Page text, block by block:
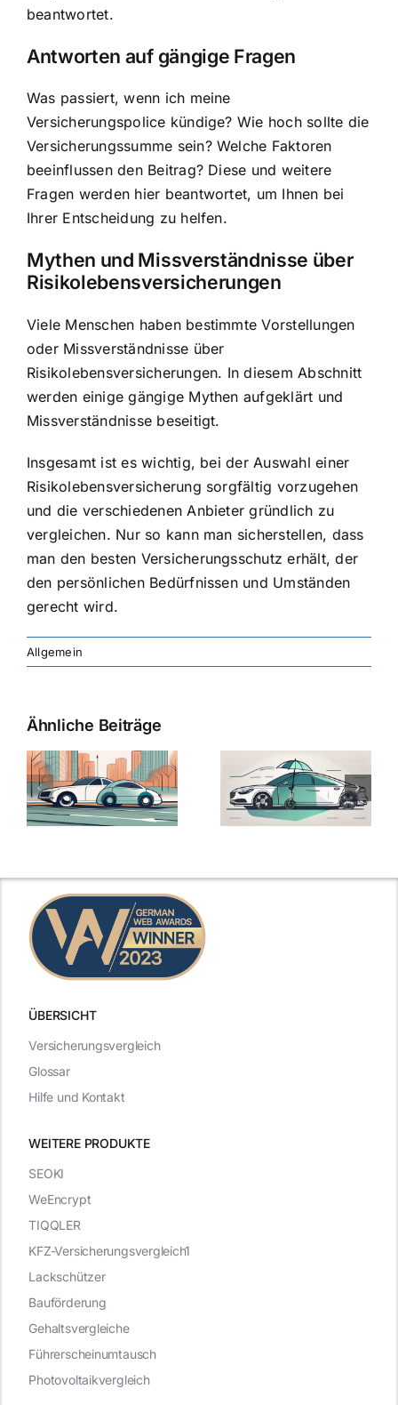
beantwortet.
Antworten auf gängige Fragen
Was passiert, wenn ich meine
Versicherungspolice kündige? Wie hoch sollte die
Versicherungssumme sein? Welche Faktoren
beeinflussen den Beitrag? Diese und weitere
Fragen werden hier beantwortet, um Ihnen bei
Ihrer Entscheidung zu helfen.
Mythen und Missverständnisse über
Risikolebensversicherungen
Viele Menschen haben bestimmte Vorstellungen
oder Missverständnisse über
Risikolebensversicherungen. In diesem Abschnitt
werden einige gängige Mythen aufgeklärt und
Missverständnisse beseitigt.
Insgesamt ist es wichtig, bei der Auswahl einer
Risikolebensversicherung sorgfältig vorzugehen
und die verschiedenen Anbieter gründlich zu
vergleichen. Nur so kann man sicherstellen, dass
man den besten Versicherungsschutz erhält, der
den persönlichen Bedürfnissen und Umständen
gerecht wird.
Allgemein
Ähnliche Beiträge
ÜBERSICHT
WEITERE PRODUKTE
Versicherungsvergleich
Glossar
Hilfe und Kontakt
SEOKI
WeEncrypt
TIQQLER
KFZ-Versicherungsvergleich1
Lackschützer
Bauförderung
Gehaltsvergleiche
Führerscheinumtausch
Photovoltaikvergleich